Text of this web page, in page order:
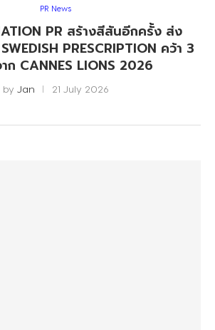
PR News
PR สร้างสีสันอีกครั้ง ส่ง
PRESCRIPTION คว้า 3
ก CANNES LIONS 2026
by Jan 21 July 2026